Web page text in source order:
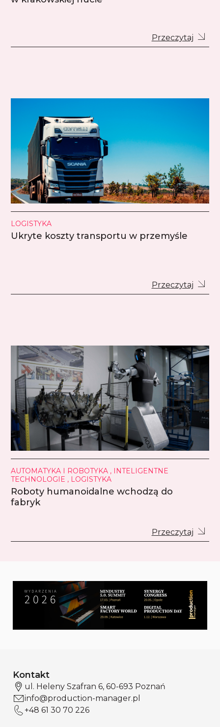
Przeczytaj
LOGISTYKA
Ukryte koszty transportu w przemyśle
Przeczytaj
AUTOMATYKA I ROBOTYKA , INTELIGENTNE
TECHNOLOGIE , LOGISTYKA
Roboty humanoidalne wchodzą do
fabryk
Przeczytaj
Kontakt
ul. Heleny Szafran 6, 60-693 Poznań
info@production-manager.pl
+48 61 30 70 226